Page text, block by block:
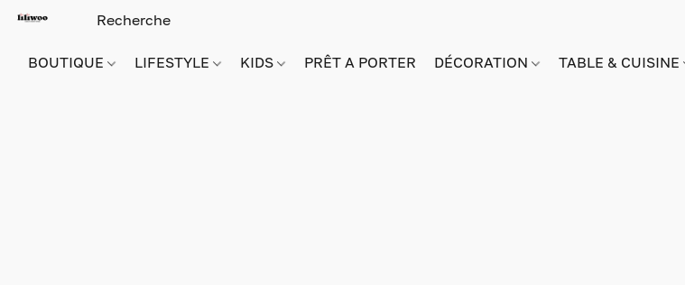
BOUTIQUE LIFESTYLE KIDS PRÊT A PORTER DÉCORATION TABLE & CUISINE